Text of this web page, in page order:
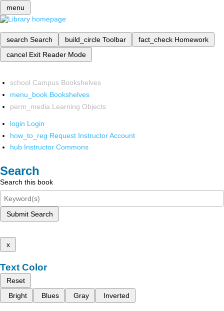
menu
search Search build_circle Toolbar fact_check Homework
cancel Exit Reader Mode
school Campus Bookshelves
menu_book Bookshelves
perm_media Learning Objects
login Login
how_to_reg Request Instructor Account
hub Instructor Commons
Search
Search this book
Submit Search
x
Text Color
Reset
Bright
Blues Gray Inverted